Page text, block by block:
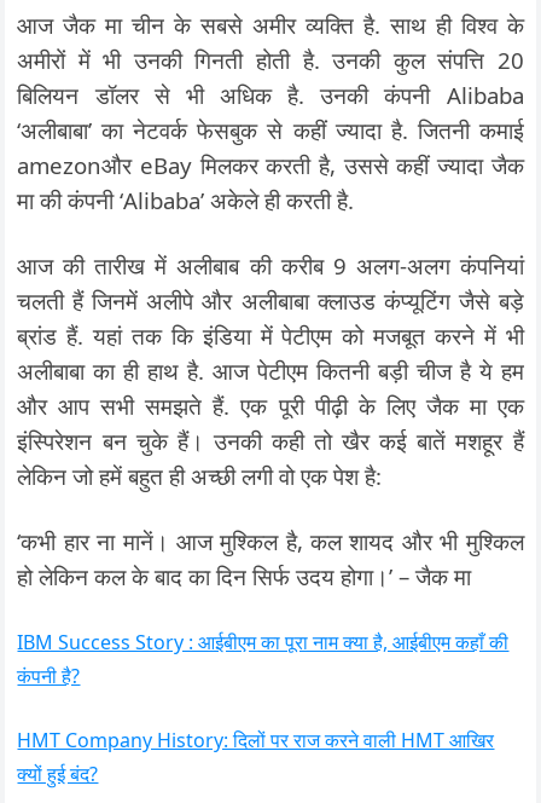
आज जैक मा चीन के सबसे अमीर व्यक्ति है. साथ ही विश्व के
अमीरों में भी उनकी गिनती होती है. उनकी कुल संपत्ति 20
बिलियन डॉलर से भी अधिक है. उनकी कंपनी Alibaba
‘अलीबाबा’ का नेटवर्क फेसबुक से कहीं ज्यादा है. जितनी कमाई
amezonऔर eBay मिलकर करती है, उससे कहीं ज्यादा जैक
मा की कंपनी ‘Alibaba’ अकेले ही करती है.
आज की तारीख में अलीबाब की करीब 9 अलग-अलग कंपनियां
चलती हैं जिनमें अलीपे और अलीबाबा क्लाउड कंप्यूटिंग जैसे बड़े
ब्रांड हैं. यहां तक कि इंडिया में पेटीएम को मजबूत करने में भी
अलीबाबा का ही हाथ है. आज पेटीएम कितनी बड़ी चीज है ये हम
और आप सभी समझते हैं. एक पूरी पीढ़ी के लिए जैक मा एक
इंस्पिरेशन बन चुके हैं। उनकी कही तो खैर कई बातें मशहूर हैं
लेकिन जो हमें बहुत ही अच्छी लगी वो एक पेश है:
‘कभी हार ना मानें। आज मुश्किल है, कल शायद और भी मुश्किल
हो लेकिन कल के बाद का दिन सिर्फ उदय होगा।’ – जैक मा
IBM Success Story : आईबीएम का पूरा नाम क्या है, आईबीएम कहाँ की
कंपनी है?
HMT Company History: दिलों पर राज करने वाली HMT आखिर
क्यों हुई बंद?